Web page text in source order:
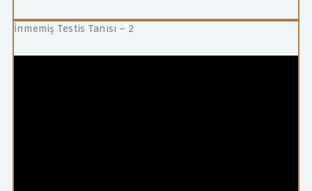
İnmemiş Testis Tanısı – 2